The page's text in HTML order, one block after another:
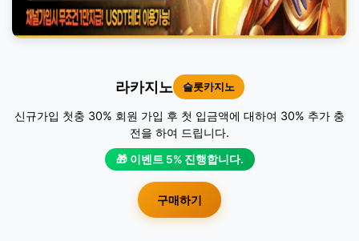
라카지노 슬롯카지노
신규가입 첫충 30% 회원 가입 후 첫 입금액에 대하여 30% 추가 충
전을 하여 드립니다.
🎁 이벤트 5% 진행합니다.
구매하기